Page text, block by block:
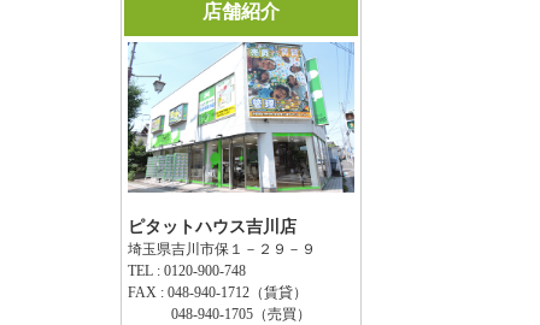
店舗紹介
ピタットハウス吉川店
埼玉県吉川市保１－２９－９
TEL : 0120-900-748
FAX : 048-940-1712（賃貸）
048-940-1705（売買）